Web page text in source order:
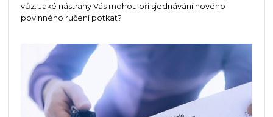
vůz. Jaké nástrahy Vás mohou při sjednávání nového
povinného ručení potkat?